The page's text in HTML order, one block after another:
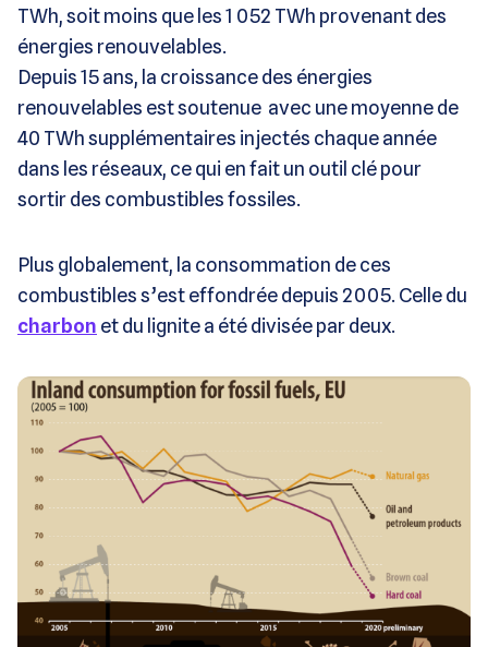
TWh, soit moins que les 1 052 TWh provenant des
énergies renouvelables.
Depuis 15 ans, la croissance des énergies
renouvelables est soutenue avec une moyenne de
40 TWh supplémentaires injectés chaque année
dans les réseaux, ce qui en fait un outil clé pour
sortir des combustibles fossiles.
Plus globalement, la consommation de ces
combustibles s’est effondrée depuis 2005. Celle du
charbon et du lignite a été divisée par deux.